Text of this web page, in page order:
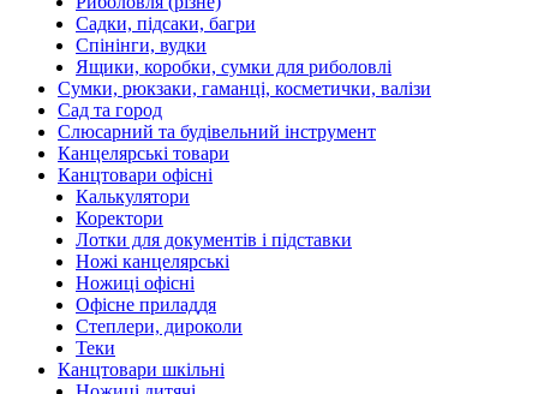
Садки, підсаки, багри
Спінінги, вудки
Ящики, коробки, сумки для риболовлі
Сумки, рюкзаки, гаманці, косметички, валізи
Сад та город
Слюсарний та будівельний інструмент
Канцелярські товари
Канцтовари офісні
Калькулятори
Коректори
Лотки для документів і підставки
Ножі канцелярські
Ножиці офісні
Офісне приладдя
Степлери, дироколи
Теки
Канцтовари шкільні